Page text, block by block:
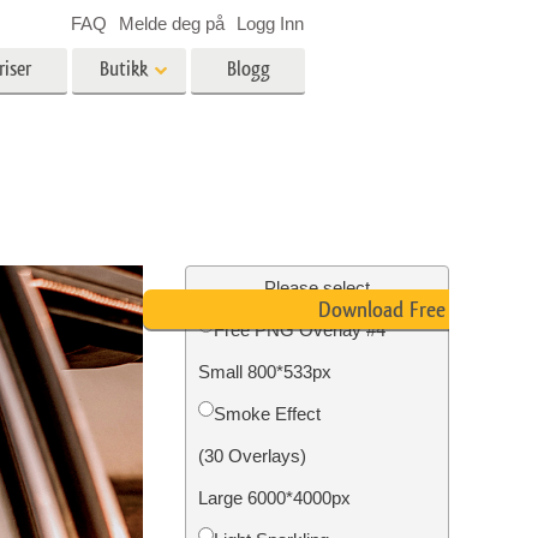
Foto restaurering
Butikk Blogg
FAQ Melde deg på Logg Inn
Please select
Free PNG Overlay #4
Small 800*533px
Smoke Effect
(30 Overlays)
Large 6000*4000px
Download Free PNG